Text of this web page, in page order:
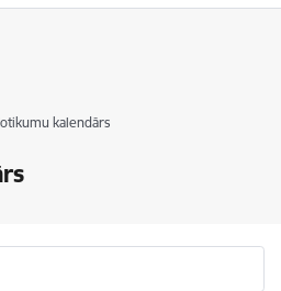
kalendārs